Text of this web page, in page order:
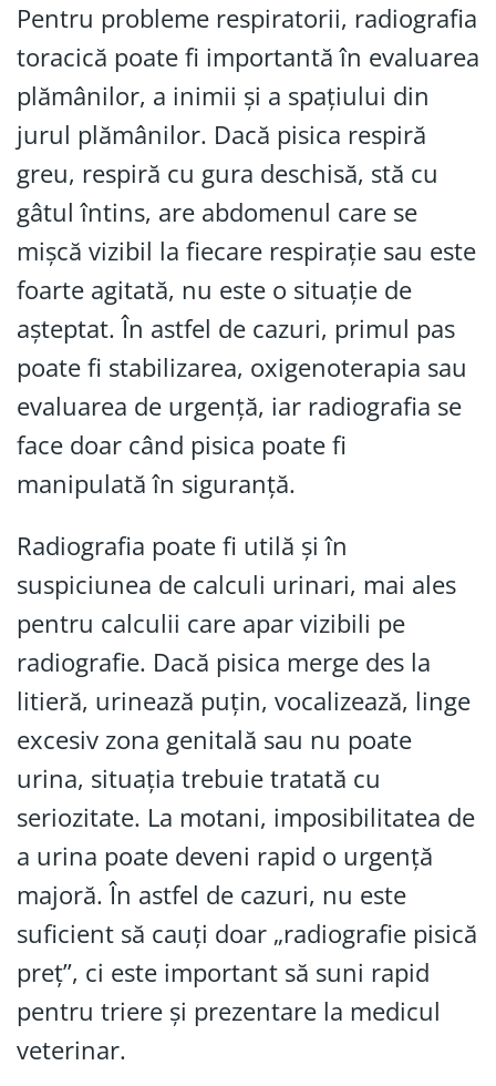
Pentru probleme respiratorii, radiografia
toracică poate fi importantă în evaluarea
plămânilor, a inimii și a spațiului din
jurul plămânilor. Dacă pisica respiră
greu, respiră cu gura deschisă, stă cu
gâtul întins, are abdomenul care se
mișcă vizibil la fiecare respirație sau este
foarte agitată, nu este o situație de
așteptat. În astfel de cazuri, primul pas
poate fi stabilizarea, oxigenoterapia sau
evaluarea de urgență, iar radiografia se
face doar când pisica poate fi
manipulată în siguranță.
Radiografia poate fi utilă și în
suspiciunea de calculi urinari, mai ales
pentru calculii care apar vizibili pe
radiografie. Dacă pisica merge des la
litieră, urinează puțin, vocalizează, linge
excesiv zona genitală sau nu poate
urina, situația trebuie tratată cu
seriozitate. La motani, imposibilitatea de
a urina poate deveni rapid o urgență
majoră. În astfel de cazuri, nu este
suficient să cauți doar „radiografie pisică
preț”, ci este important să suni rapid
pentru triere și prezentare la medicul
veterinar.